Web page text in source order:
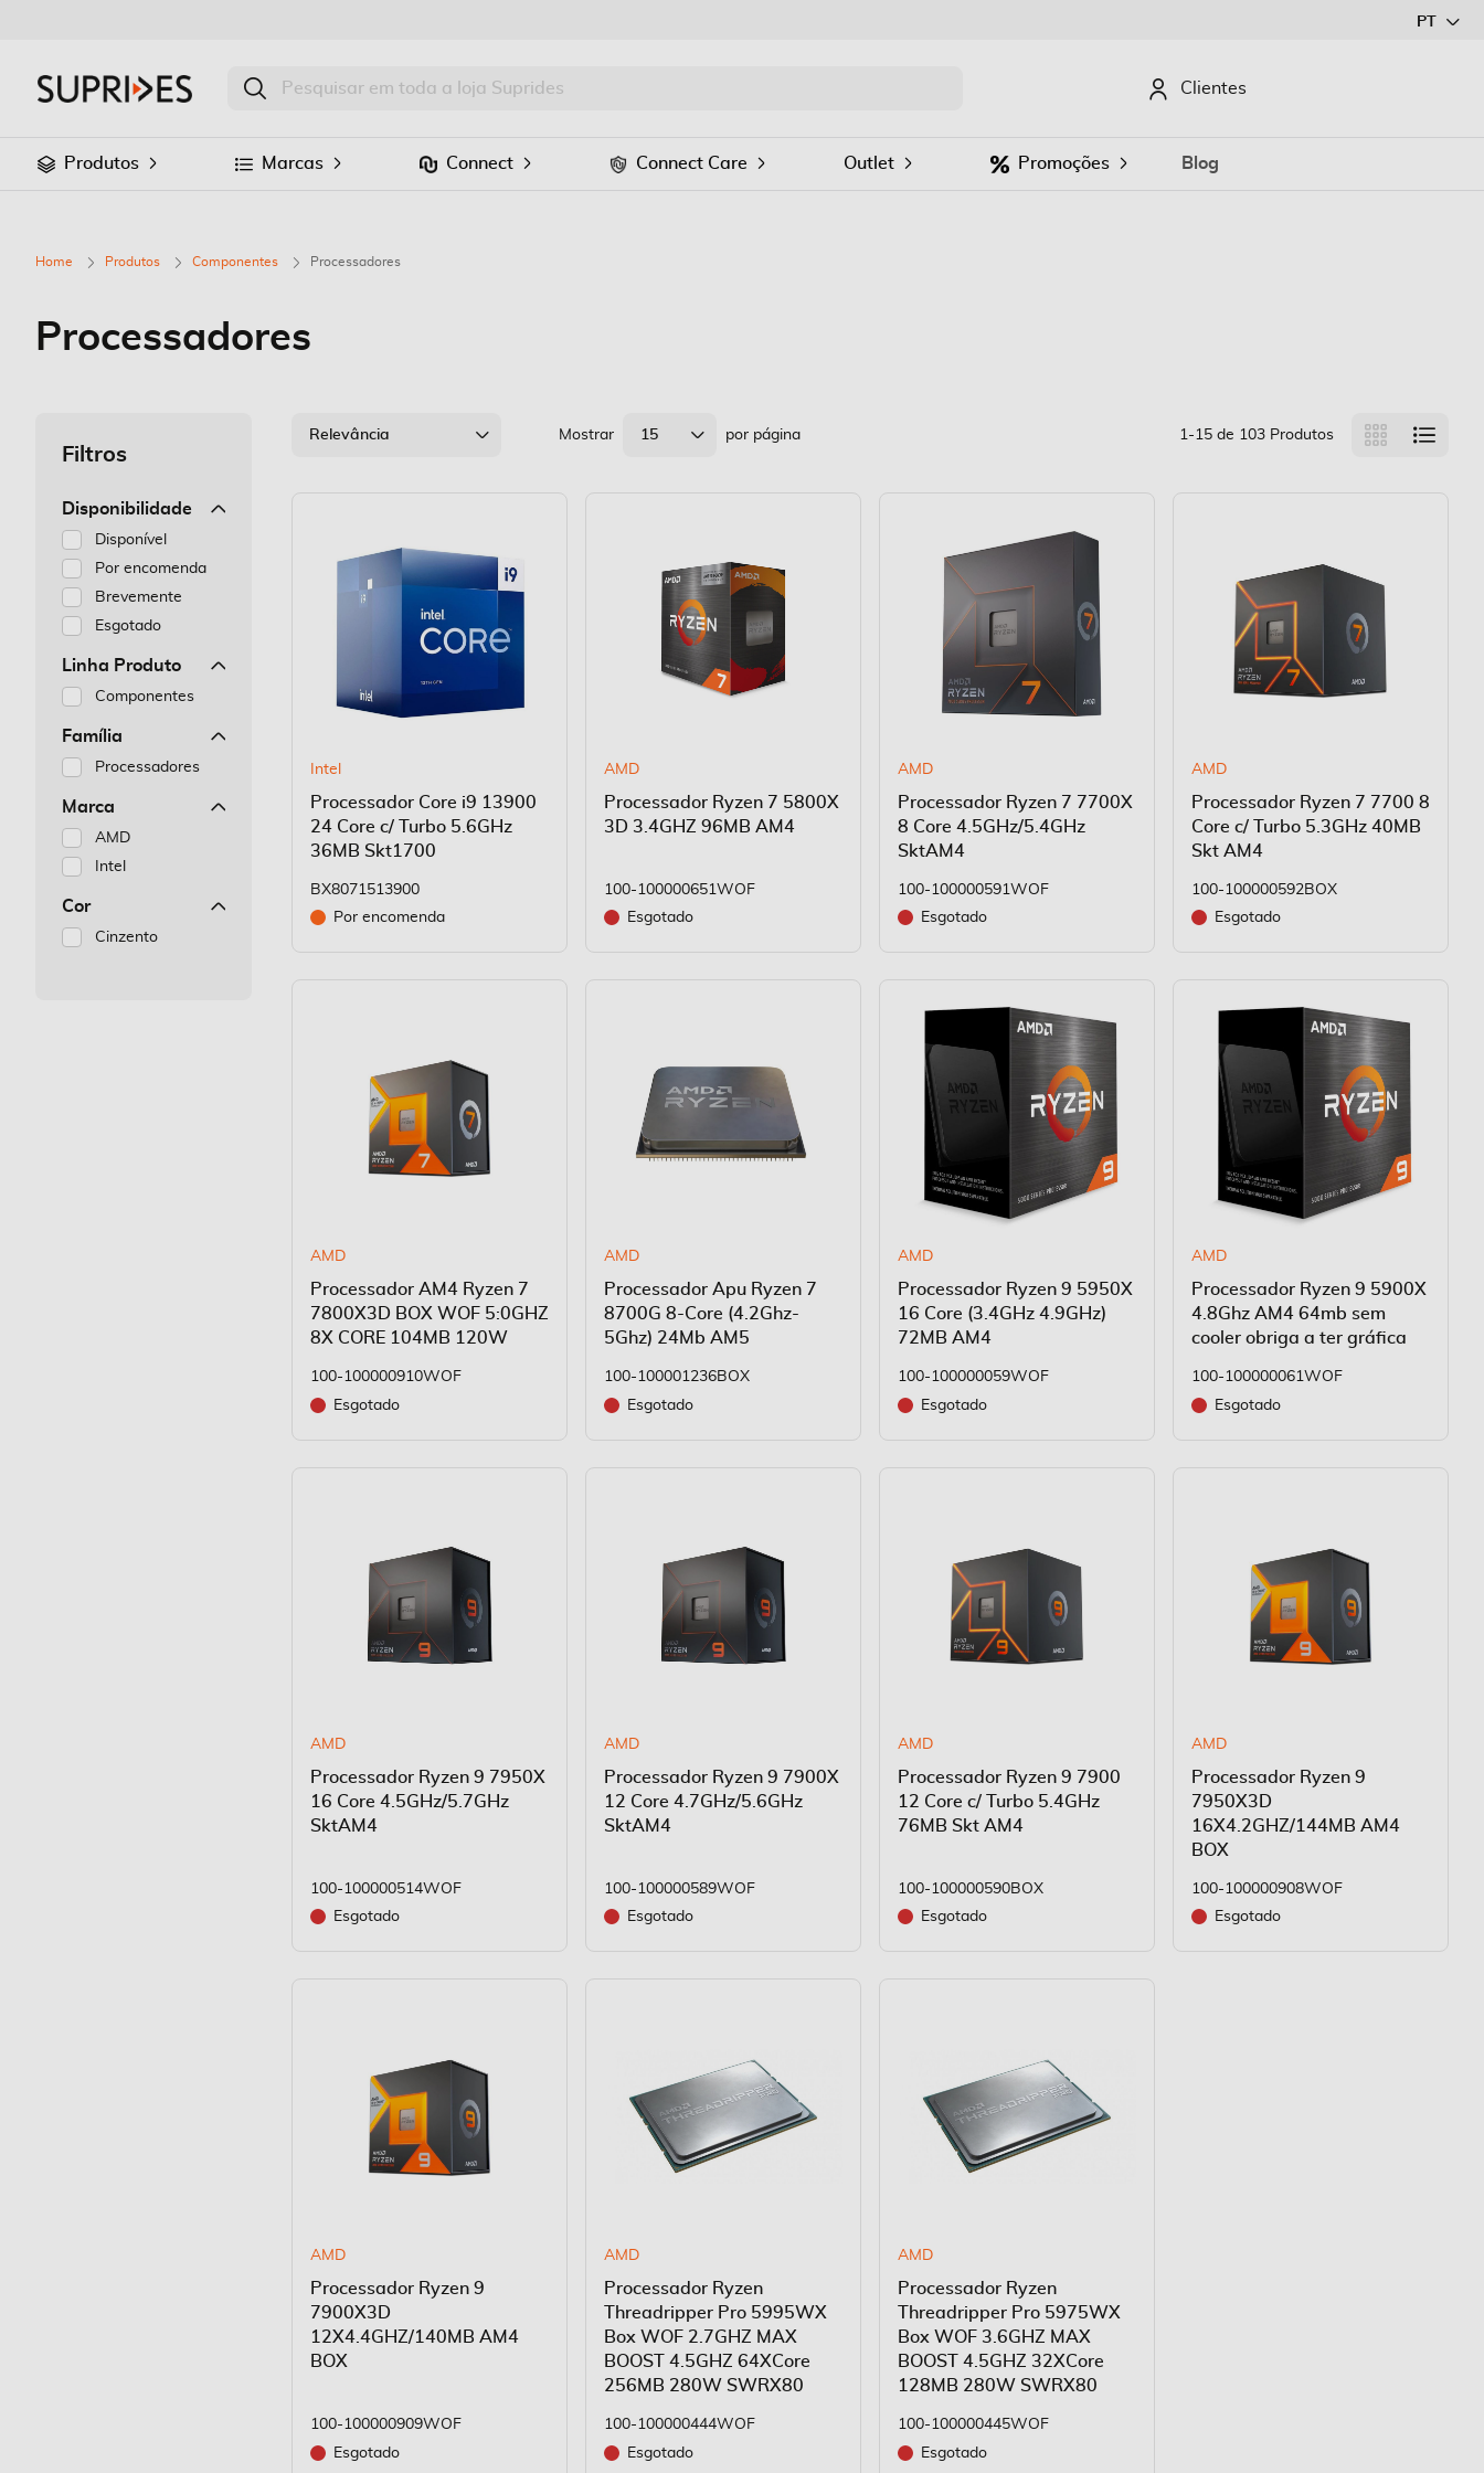
PT
Clientes
Produtos Marcas Connect Connect Care Outlet Promoções Blog
Home Produtos Componentes Processadores
Processadores
Relevância Mostrar 15 por página
Ver
como
GrelhaLista
1-15 de 103 Produtos
Intel
Processador Core i9 13900
24 Core c/ Turbo 5.6GHz
36MB Skt1700
BX8071513900
Por encomenda
AMD
Processador Ryzen 7 5800X
3D 3.4GHZ 96MB AM4
100-100000651WOF
Esgotado
AMD
Processador Ryzen 7 7700X
8 Core 4.5GHz/5.4GHz
SktAM4
100-100000591WOF
Esgotado
AMD
Processador Ryzen 7 7700 8
Core c/ Turbo 5.3GHz 40MB
Skt AM4
100-100000592BOX
Esgotado
AMD
Processador AM4 Ryzen 7
7800X3D BOX WOF 5:0GHZ
8X CORE 104MB 120W
100-100000910WOF
Esgotado
AMD
Processador Apu Ryzen 7
8700G 8-Core (4.2Ghz-
5Ghz) 24Mb AM5
100-100001236BOX
Esgotado
AMD
Processador Ryzen 9 5950X
16 Core (3.4GHz 4.9GHz)
72MB AM4
100-100000059WOF
Esgotado
AMD
Processador Ryzen 9 5900X
4.8Ghz AM4 64mb sem
cooler obriga a ter gráfica
100-100000061WOF
Esgotado
AMD
Processador Ryzen 9 7950X
16 Core 4.5GHz/5.7GHz
SktAM4
100-100000514WOF
Esgotado
AMD
Processador Ryzen 9 7900X
12 Core 4.7GHz/5.6GHz
SktAM4
100-100000589WOF
Esgotado
AMD
Processador Ryzen 9 7900
12 Core c/ Turbo 5.4GHz
76MB Skt AM4
100-100000590BOX
Esgotado
AMD
Processador Ryzen 9
7950X3D
16X4.2GHZ/144MB AM4
BOX
100-100000908WOF
Esgotado
AMD
Processador Ryzen 9
7900X3D
12X4.4GHZ/140MB AM4
BOX
100-100000909WOF
Esgotado
AMD
Processador Ryzen
Threadripper Pro 5995WX
Box WOF 2.7GHZ MAX
BOOST 4.5GHZ 64XCore
256MB 280W SWRX80
100-100000444WOF
Esgotado
AMD
Processador Ryzen
Threadripper Pro 5975WX
Box WOF 3.6GHZ MAX
BOOST 4.5GHZ 32XCore
128MB 280W SWRX80
100-100000445WOF
Esgotado
Filtros
Disponibilidade
Disponível
Por encomenda
Brevemente
Esgotado
Linha Produto
Componentes
Família
Processadores
Marca
AMD
Intel
Cor
Cinzento